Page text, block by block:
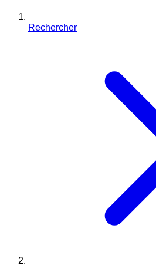
Rechercher